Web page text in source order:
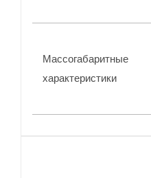
Массогабаритные
характеристики